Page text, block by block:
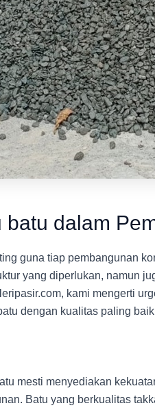
batu dalam
guna tiap pembangunan
yang diperlukan, namun
kami mengerti
dengan kualitas paling
mesti menyediakan
Batu yang berkualitas